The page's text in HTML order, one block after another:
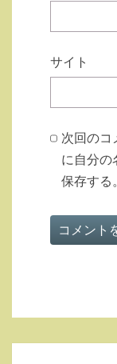
サイト
次回のコ
に自分の
保存する。